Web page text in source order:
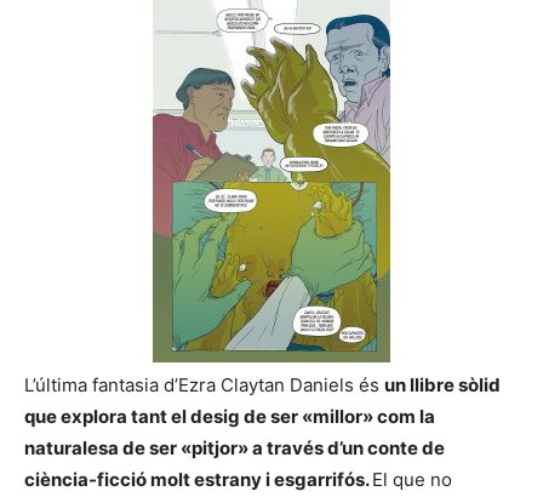
L’última fantasia d’Ezra Claytan Daniels és un llibre sòlid
que explora tant el desig de ser «millor» com la
naturalesa de ser «pitjor» a través d’un conte de
ciència-ficció molt estrany i esgarrifós.El que no